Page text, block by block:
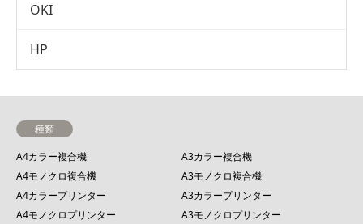
OKI
HP
種類
A4カラー複合機
A3カラー複合機
A4モノクロ複合機
A3モノクロ複合機
A4カラープリンター
A3カラープリンター
A4モノクロプリンター
A3モノクロプリンター